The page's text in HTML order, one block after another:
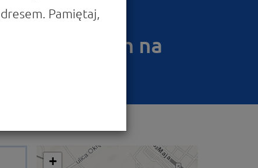
Europejskich na
+
Pamiętaj,